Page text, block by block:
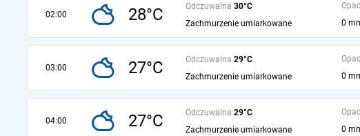
02:00 28°C Odczuwalna 30°C
Zachmurzenie umiarkowane
0
03:00 27°C Odczuwalna 29°C
Zachmurzenie umiarkowane
0
04:00 27°C Odczuwalna 29°C
Zachmurzenie umiarkowane
0